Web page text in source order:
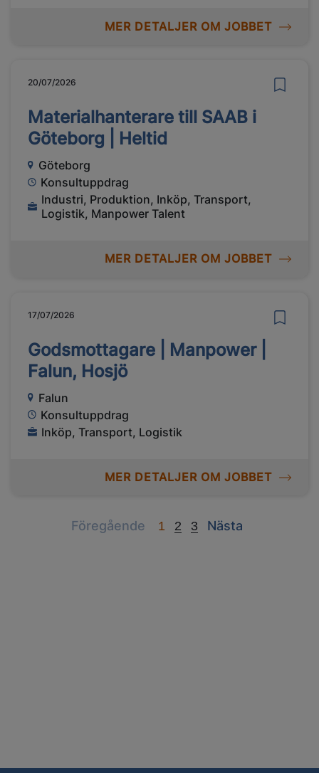
MER DETALJER OM JOBBET
20/07/2026
Materialhanterare till SAAB i
Göteborg | Heltid
Göteborg
Konsultuppdrag
Industri, Produktion, Inköp, Transport,
Logistik, Manpower Talent
MER DETALJER OM JOBBET
17/07/2026
Godsmottagare | Manpower |
Falun, Hosjö
Falun
Konsultuppdrag
Inköp, Transport, Logistik
MER DETALJER OM JOBBET
Föregående Previous
1 2 3 Nästa
Next